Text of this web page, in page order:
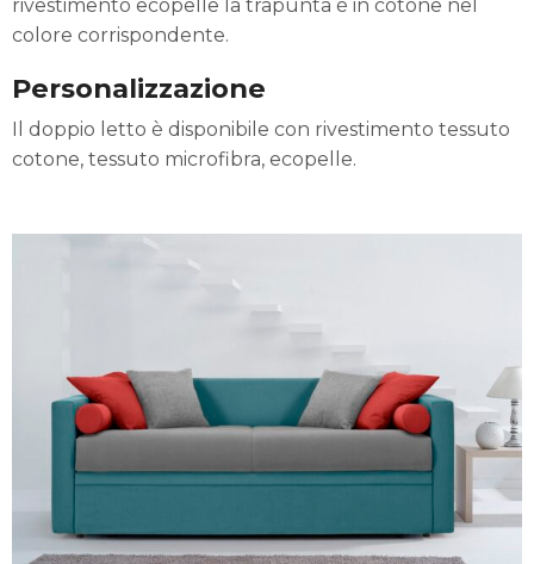
rivestimento ecopelle la trapunta è in cotone nel
colore corrispondente.
Personalizzazione
Il doppio letto è disponibile con rivestimento tessuto
cotone, tessuto microfibra, ecopelle.